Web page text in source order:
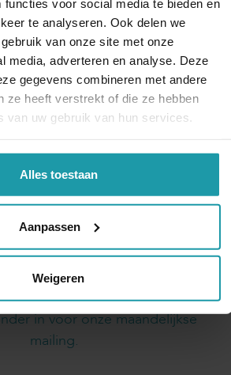
functies voor social media te bieden en
te analyseren. Ook delen we
van onze site met onze
media, adverteren en analyse. Deze
gegevens combineren met andere
ze heeft verstrekt of die ze hebben
van uw gebruik van hun services.
Alles toestaan
Aanpassen
Weigeren
het gewijzigde wetsvoorstel
behandeld kan worden. De
vertraagd. Naar verwachting
op zijn vroegst per 1 april
januari 2017
dit artikel
van het financiële nieuws
in voor onze maandelijkse
mailing.